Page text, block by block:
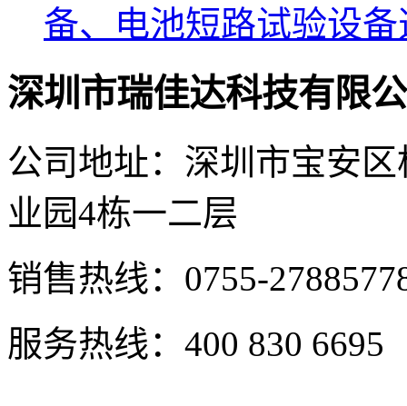
备、电池短路试验设
深圳市瑞佳达科技有限
公司地址：深圳市宝安
业园4栋一二层
销售热线：0755-
服务热线：400 830 6695